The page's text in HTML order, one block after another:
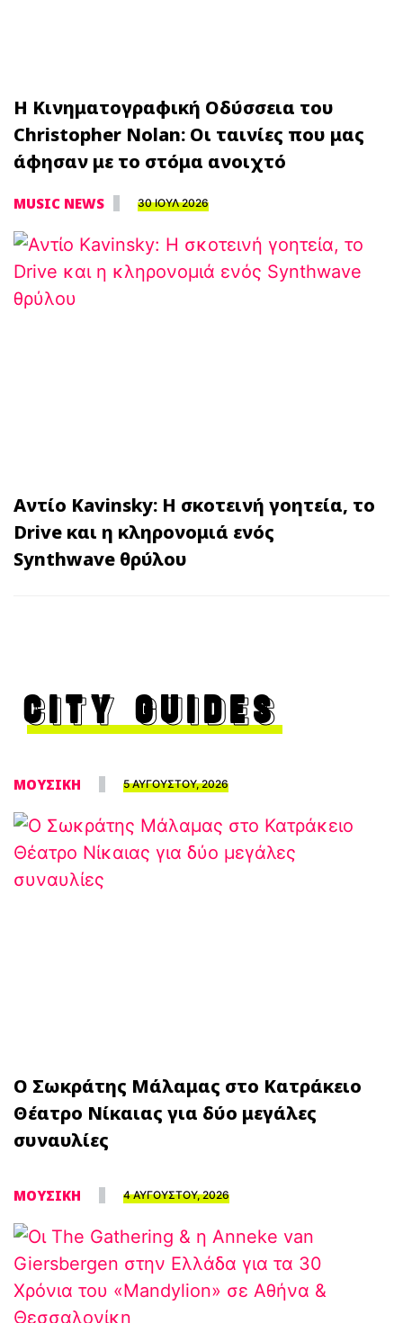
Η Κινηματογραφική Οδύσσεια του
Christopher Nolan: Οι ταινίες που μας
άφησαν με το στόμα ανοιχτό
MUSIC NEWS 30 ΙΟΥΛ 2026
Αντίο Kavinsky: Η σκοτεινή γοητεία, το
Drive και η κληρονομιά ενός
Synthwave θρύλου
CITY GUIDES
ΜΟΥΣΙΚΗ 5 ΑΥΓΟΥΣΤΟΥ, 2026
Ο Σωκράτης Μάλαμας στο Κατράκειο
Θέατρο Νίκαιας για δύο μεγάλες
συναυλίες
ΜΟΥΣΙΚΗ 4 ΑΥΓΟΥΣΤΟΥ, 2026